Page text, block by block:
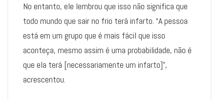
No entanto, ele lembrou que isso não significa que
todo mundo que sair no frio terá infarto. “A pessoa
está em um grupo que é mais fácil que isso
aconteça, mesmo assim é uma probabilidade, não é
que ela terá [necessariamente um infarto]”,
acrescentou.